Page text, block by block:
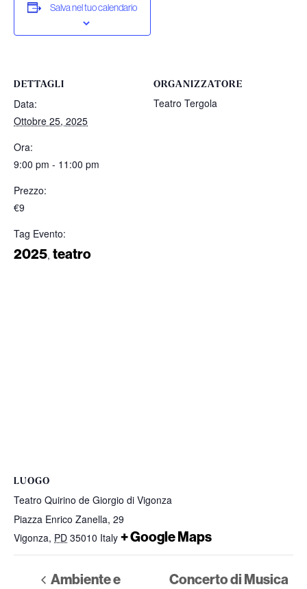
Salva nel tuo calendario
DETTAGLI
Data:
Ottobre 25, 2025
Ora:
9:00 pm - 11:00 pm
Prezzo:
€9
Tag Evento:
2025, teatro
ORGANIZZATORE
Teatro Tergola
LUOGO
Teatro Quirino de Giorgio di Vigonza
Piazza Enrico Zanella, 29
Vigonza, PD 35010 Italy + Google Maps
Ambiente e
Concerto di Musica